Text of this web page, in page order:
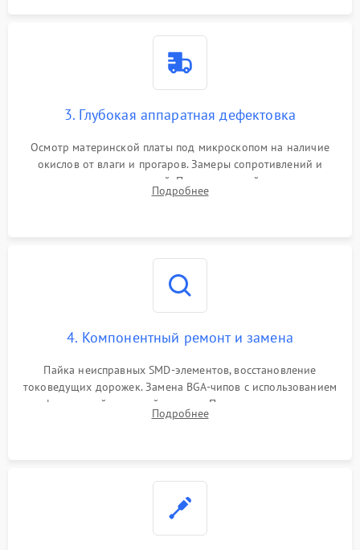
3. Глубокая аппаратная дефектовка
Осмотр материнской платы под микроскопом на наличие
окислов от влаги и прогаров. Замеры сопротивлений и
дежурных напряжений. Проверка цепей питания,
мультиконтроллера, процессора и видеочипа.
Подробнее
4. Компонентный ремонт и замена
Пайка неисправных SMD-элементов, восстановление
токоведущих дорожек. Замена BGA-чипов с использованием
инфракрасной паяльной станции. Прошивка микросхемы
BIOS или замена поврежденных портов USB
Подробнее